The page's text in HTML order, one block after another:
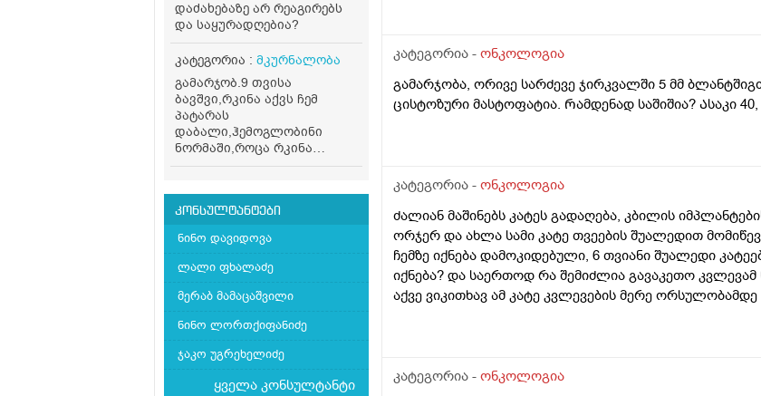
დაძახებაზე არ რეაგირებს
და საყურადღებია?
კატეგორია : მკურნალობა
გამარჯობ.9 თვისა
ბავშვი,რკინა აქვს ჩემ
პატარას
დაბალი,ჰემოგლობინი
ნორმაში,როცა რკინა
დაბალია სისხლის
მაჩვენებლის შეცვლა თუ
ხდება?ასევე კვებაში რა
აუმაღლო?მადლობა
კონსულტანტები
ნინო დავიდოვა
ლალი ფხალაძე
მერაბ მამაცაშვილი
ნინო ლორთქიფანიძე
ჯაკო უგრეხელიძე
ყველა კონსულტანტი
კატეგორია - ონკოლოგია
გამარჯობა, ორივე სარძევე ჯირკვალში 5 მმ
ცისტოზური მასტოფატია. Რამდენად საშიშია? Ასაკი
კატეგორია - ონკოლოგია
ძალიან მაშინებს კატეს გადაღება, კბილის
ორჯერ და ახლა სამი კატე თვეების შუალედით
ჩემზე იქნება დამოკიდებული, 6 თვიანი შუალედი
იქნება? და საერთოდ რა შემიძლია გავაკეთო
აქვე ვიკითხავ ამ კატე კვლევების მერე
კატეგორია - ონკოლოგია